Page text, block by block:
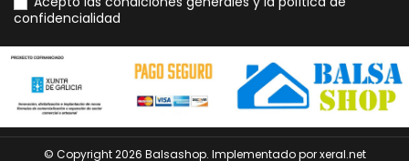
confidencialidad
© Copyright 2026 Balsashop. Implementado por xeral.net